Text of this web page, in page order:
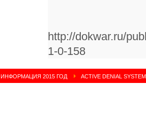
http://dokwar.ru/
1-0-158
ИНФОРМАЦИЯ 2015 ГОД ACTIVE DENIAL